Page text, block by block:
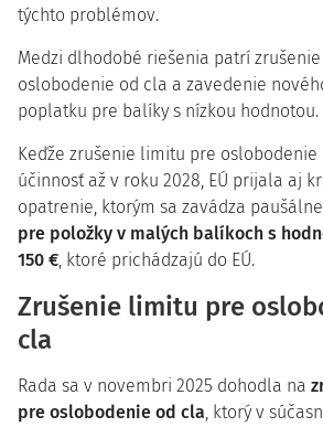
týchto problémov.
Medzi dlhodobé riešenia patrí
oslobodenie od cla a zavedenie
poplatku pre balíky s nízkou hodnotou.
Keďže zrušenie limitu pre
účinnosť až v roku 2028, EÚ prijala aj
opatrenie, ktorým sa zavádza
pre položky v malých balíkoch s
150 €, ktoré prichádzajú do EÚ.
Zrušenie limitu pre
cla
Rada sa v novembri 2025 dohodla na
pre oslobodenie od cla, ktorý v